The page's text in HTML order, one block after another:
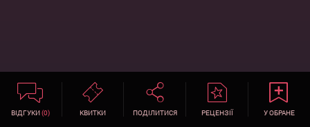
ВІДГУКИ(0) КВИТКИ ПОДІЛИТИСЯ РЕЦЕНЗІЇ У ОБРАНЕ